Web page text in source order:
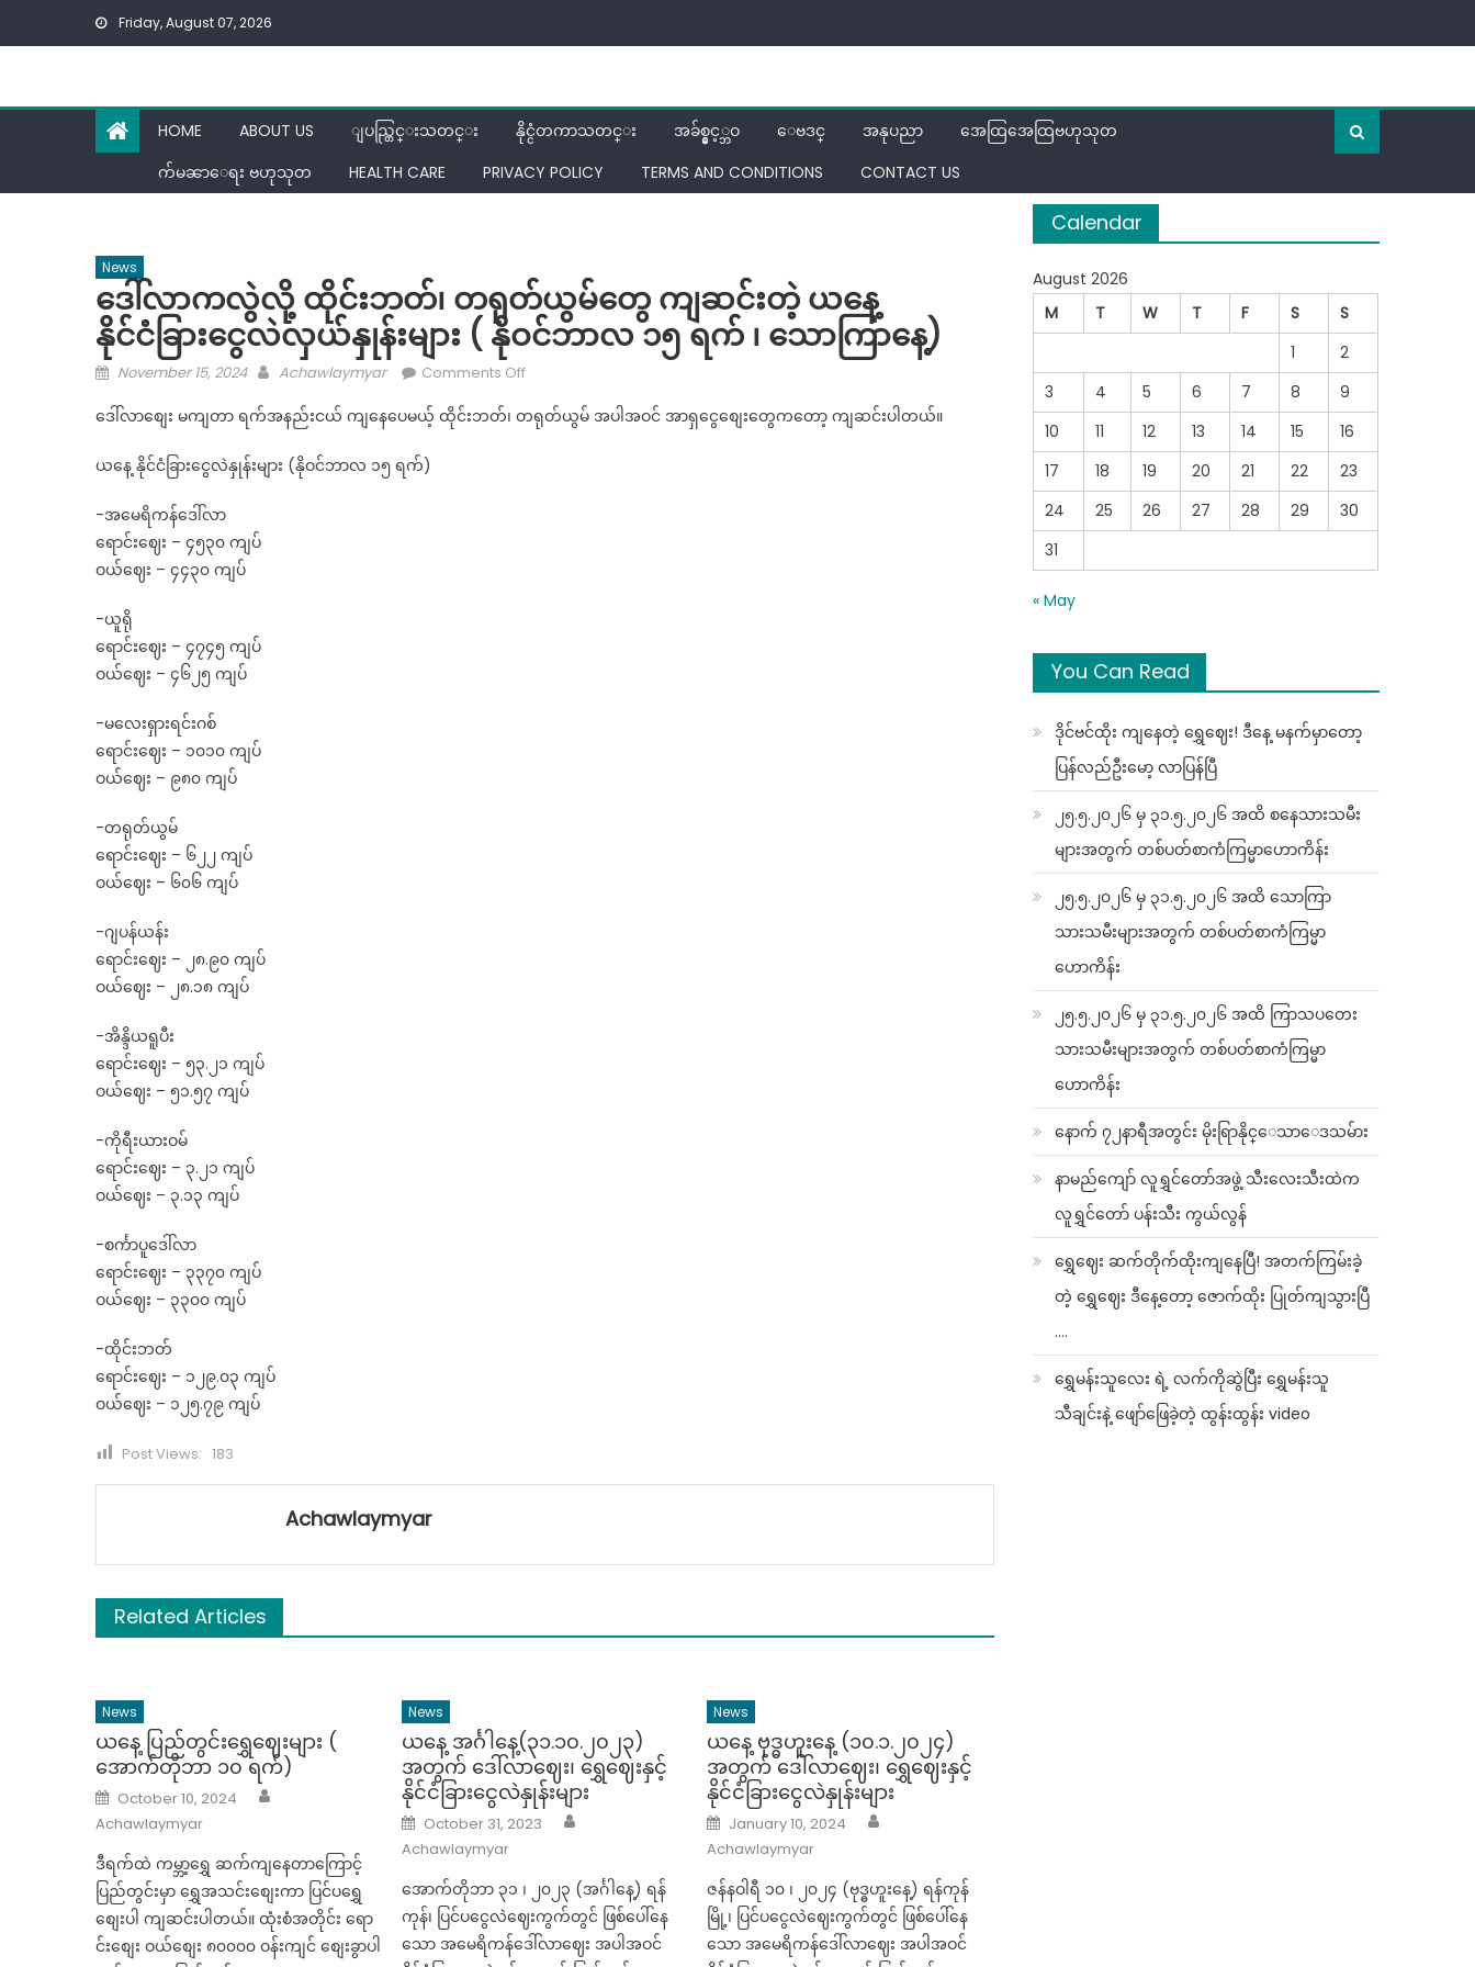
Friday, August 07, 2026
HOME ABOUT US ျပည္တြင္းသတင္း နိုင္ငံတကာသတင္း အခ်စ္နွင့္ဘဝ ေဗဒင္ အနုပညာ
အေထြအေထြဗဟုသုတ
က်မၼာေရး ဗဟုသုတ
HEALTH CARE PRIVACY POLICY TERMS AND CONDITIONS CONTACT US
News
ဒေါ်လာကလွဲလို့ ထိုင်းဘတ်၊ တရုတ်ယွမ်တွေ ကျဆင်းတဲ့ ယနေ့
နိုင်ငံခြားငွေလဲလှယ်နှုန်းများ ( နိုဝင်ဘာလ ၁၅ ရက် ၊ သောကြာနေ့)
Posted
November 15, 2024 Author
Achawlaymyar Comments Offon
က
ဒေါ်လာစျေး မကျတာ ရက်အနည်းငယ် ကျနေပေမယ့် ထိုင်းဘတ်၊ တရုတ်ယွမ် အပါအဝင် အာရှငွေစျေးတွေကတော့ ကျဆင်းပါတယ်။
ယနေ့ နိုင်ငံခြားငွေလဲနှုန်းများ (နိုဝင်ဘာလ ၁၅ ရက်)
-အမေရိကန်ဒေါ်လာ‌
ရောင်းဈေး – ၄၅၃၀ ကျပ်
ဝယ်ဈေး – ၄၄၃၀ ကျပ်
-ယူရို
ရောင်းဈေး – ၄၇၄၅ ကျပ်
ဝယ်ဈေး – ၄၆၂၅ ကျပ်
-မလေးရှားရင်းဂစ်
ရောင်းဈေး – ၁၀၁၀ ကျပ်
ဝယ်ဈေး – ၉၈၀ ကျပ်
-တရုတ်ယွမ်
ရောင်းဈေး – ၆၂၂ ကျပ်
ဝယ်ဈေး – ၆၀၆ ကျပ်
-ဂျပန်ယန်း
ရောင်းဈေး – ၂၈.၉၀ ကျပ်
ဝယ်ဈေး – ၂၈.၁၈ ကျပ်
-အိန္ဒိယရူပီး
ရောင်းဈေး – ၅၃.၂၁ ကျပ်
ဝယ်ဈေး – ၅၁.၅၇ ကျပ်
-ကိုရီးယားဝမ်
ရောင်းဈေး – ၃.၂၁ ကျပ်
ဝယ်ဈေး – ၃.၁၃ ကျပ်
-စင်္ကာပူဒေါ်လာ
ရောင်းဈေး – ၃၃၇၀ ကျပ်
ဝယ်ဈေး – ၃၃၀၀ ကျပ်
-ထိုင်းဘတ်
ရောင်းဈေး – ၁၂၉.၀၃ ကျပ်
ဝယ်ဈေး – ၁၂၅.၇၉ ကျပ်
Post Views: 183
Achawlaymyar
Related Articles
News
ယနေ့ ပြည်တွင်းရွှေဈေးများ (
အောက်တိုဘာ ၁၀ ရက်)
Posted
on
October 10, 2024
Achawlaymyar
ဒီရက်ထဲ ကမ္ဘာ့ရွှေ ဆက်ကျနေတာကြောင့်
ပြည်တွင်းမှာ ရွှေအသင်းစျေးကာ ပြင်ပရွှေ
စျေးပါ ကျဆင်းပါတယ်။ ထုံးစံအတိုင်း ရော
င်းစျေး ဝယ်စျေး ၈၀၀၀၀ ဝန်းကျင် စျေးခွာပါ
News
ယနေ့ အင်္ဂါနေ့(၃၁.၁၀.၂၀၂၃)
အတွက် ဒေါ်လာဈေး၊ ရွှေဈေးနှင့်
နိုင်ငံခြားငွေလဲနှုန်းများ
Posted
on
October 31, 2023
Achawlaymyar
အောက်တိုဘာ ၃၁ ၊ ၂၀၂၃ (အင်္ဂါနေ့) ရန်
ကုန်၊ ပြင်ပငွေလဲဈေးကွက်တွင် ဖြစ်ပေါ်နေ
သော အမေရိကန်ဒေါ်လာဈေး အပါအဝင်
News
ယနေ့ ဗုဒ္ဓဟူးနေ့ (၁၀.၁.၂၀၂၄)
အတွက် ဒေါ်လာဈေး၊ ရွှေဈေးနှင့်
နိုင်ငံခြားငွေလဲနှုန်းများ
Posted
on
January 10, 2024
Achawlaymyar
ဇန်နဝါရီ ၁၀ ၊ ၂၀၂၄ (ဗုဒ္ဓဟူးနေ့) ရန်ကုန်
မြို့၊ ပြင်ပငွေလဲဈေးကွက်တွင် ဖြစ်ပေါ်နေ
သော အမေရိကန်ဒေါ်လာဈေး အပါအဝင်
Calendar
August 2026
M
T W T F S
S
1
2
3
4 5 6 7 8
9
10
11 12 13 14 15
16
17
18 19 20 21 22
23
24
25 26 27 28 29
30
31
« May
You Can Read
ဒိုင်ဗင်ထိုး ကျနေတဲ့ ရွှေဈေး! ဒီနေ့ မနက်မှာတော့
ပြန်လည်ဦးမော့ လာပြန်ပြီ
၂၅.၅.၂၀၂၆ မှ ၃၁.၅.၂၀၂၆ အထိ စနေသားသမီး
များအတွက် တစ်ပတ်စာကံကြမ္မာဟောကိန်း
၂၅.၅.၂၀၂၆ မှ ၃၁.၅.၂၀၂၆ အထိ သောကြာ
သားသမီးများအတွက် တစ်ပတ်စာကံကြမ္မာ
ဟောကိန်း
၂၅.၅.၂၀၂၆ မှ ၃၁.၅.၂၀၂၆ အထိ ကြာသပတေး
သားသမီးများအတွက် တစ်ပတ်စာကံကြမ္မာ
ဟောကိန်း
နောက် ၇၂နာရီအတွင်း မိုးရြာနိုင္ေသာေဒသမ်ား
နာမည်ကျော် လူရွှင်တော်အဖွဲ့ သီးလေးသီးထဲက
လူရွှင်တော် ပန်းသီး ကွယ်လွန်
ရွှေဈေး ဆက်တိုက်ထိုးကျနေပြီ! အတက်ကြမ်းခဲ့
တဲ့ ရွှေဈေး ဒီနေ့တော့ ဇောက်ထိုး ပြုတ်ကျသွားပြီ
….
ရွှေမန်းသူလေး ရဲ့ လက်ကိုဆွဲပြီး ရွှေမန်းသူ
သီချင်းနဲ့ ဖျော်ဖြေခဲ့တဲ့ ထွန်းထွန်း video